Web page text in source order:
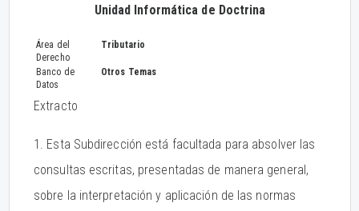
Unidad Informática de Doctrina
Área del
Derecho
Tributario
Banco de
Datos
Otros Temas
Extracto
1. Esta Subdirección está facultada para absolver las
consultas escritas, presentadas de manera general,
sobre la interpretación y aplicación de las normas